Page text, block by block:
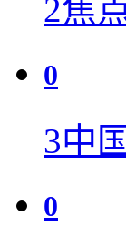
2焦
0
3中
0